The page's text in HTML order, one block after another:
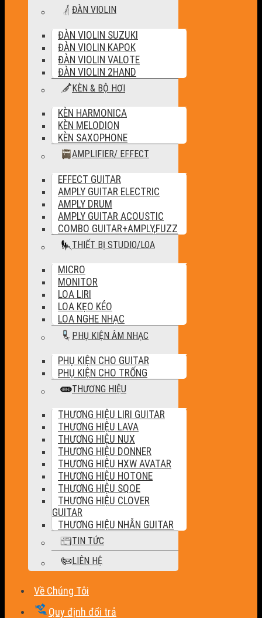
ĐÀN VIOLIN
ĐÀN VIOLIN SUZUKI
ĐÀN VIOLIN KAPOK
ĐÀN VIOLIN VALOTE
ĐÀN VIOLIN 2HAND
KÈN & BỘ HƠI
KÈN HARMONICA
KÈN MELODION
KÈN SAXOPHONE
AMPLIFIER/ EFFECT
EFFECT GUITAR
AMPLY GUITAR ELECTRIC
AMPLY DRUM
AMPLY GUITAR ACOUSTIC
COMBO GUITAR+AMPLY,FUZZ
THIẾT BỊ STUDIO/LOA
MICRO
MONITOR
LOA LIRI
LOA KẸO KÉO
LOA NGHE NHẠC
PHỤ KIỆN ÂM NHẠC
PHỤ KIỆN CHO GUITAR
PHỤ KIỆN CHO TRỐNG
THƯƠNG HIỆU
THƯƠNG HIỆU LIRI GUITAR
THƯƠNG HIỆU LAVA
THƯƠNG HIỆU NUX
THƯƠNG HIỆU DONNER
THƯƠNG HIỆU HXW AVATAR
THƯƠNG HIỆU HOTONE
THƯƠNG HIỆU SQOE
THƯƠNG HIỆU CLOVER
GUITAR
THƯƠNG HIỆU NHẪN GUITAR
TIN TỨC
LIÊN HỆ
Về Chúng Tôi
Quy định đổi trả